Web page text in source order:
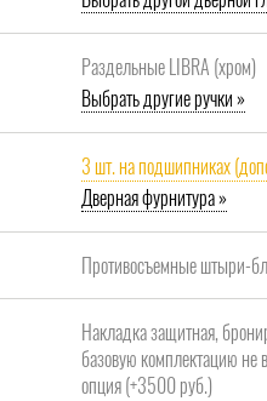
Раздельные LIBRA (хром)
Выбрать другие ручки »
3 шт. на подшипниках
Дверная фурнитура »
Противосъемные штыри-
Накладка защитная,
базовую комплектацию не
опция (+3500 руб.)